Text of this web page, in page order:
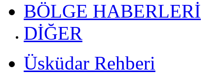
BÖLGE HABERLERİ
DİĞER
Üsküdar Rehberi